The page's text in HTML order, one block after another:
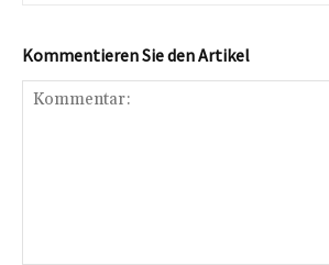
Kommentieren Sie den Artikel